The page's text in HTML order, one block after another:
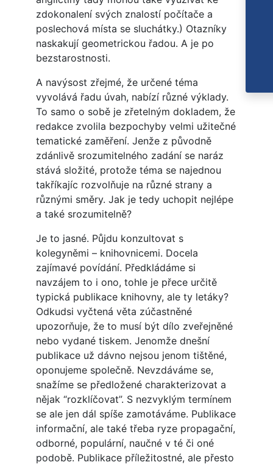
zdokonalení svých znalostí počítače a
poslechová místa se sluchátky.) Otazníky
naskakují geometrickou řadou. A je po
bezstarostnosti.
A navýsost zřejmé, že určené téma
vyvolává řadu úvah, nabízí různé výklady.
To samo o sobě je zřetelným dokladem, že
redakce zvolila bezpochyby velmi užitečné
tematické zaměření. Jenže z původně
zdánlivě srozumitelného zadání se naráz
stává složité, protože téma se najednou
takříkajíc rozvolňuje na různé strany a
různými směry. Jak je tedy uchopit nejlépe
a také srozumitelně?
Je to jasné. Půjdu konzultovat s
kolegyněmi – knihovnicemi. Docela
zajímavé povídání. Předkládáme si
navzájem to i ono, tohle je přece určitě
typická publikace knihovny, ale ty letáky?
Odkudsi vyčtená věta zúčastněné
upozorňuje, že to musí být dílo zveřejněné
nebo vydané tiskem. Jenomže dnešní
publikace už dávno nejsou jenom tištěné,
oponujeme společně. Nevzdáváme se,
snažíme se předložené charakterizovat a
nějak “rozklíčovat”. S nezvyklým termínem
se ale jen dál spíše zamotáváme. Publikace
informační, ale také třeba ryze propagační,
odborné, populární, naučné v té či oné
podobě. Publikace příležitostné, ale přesto